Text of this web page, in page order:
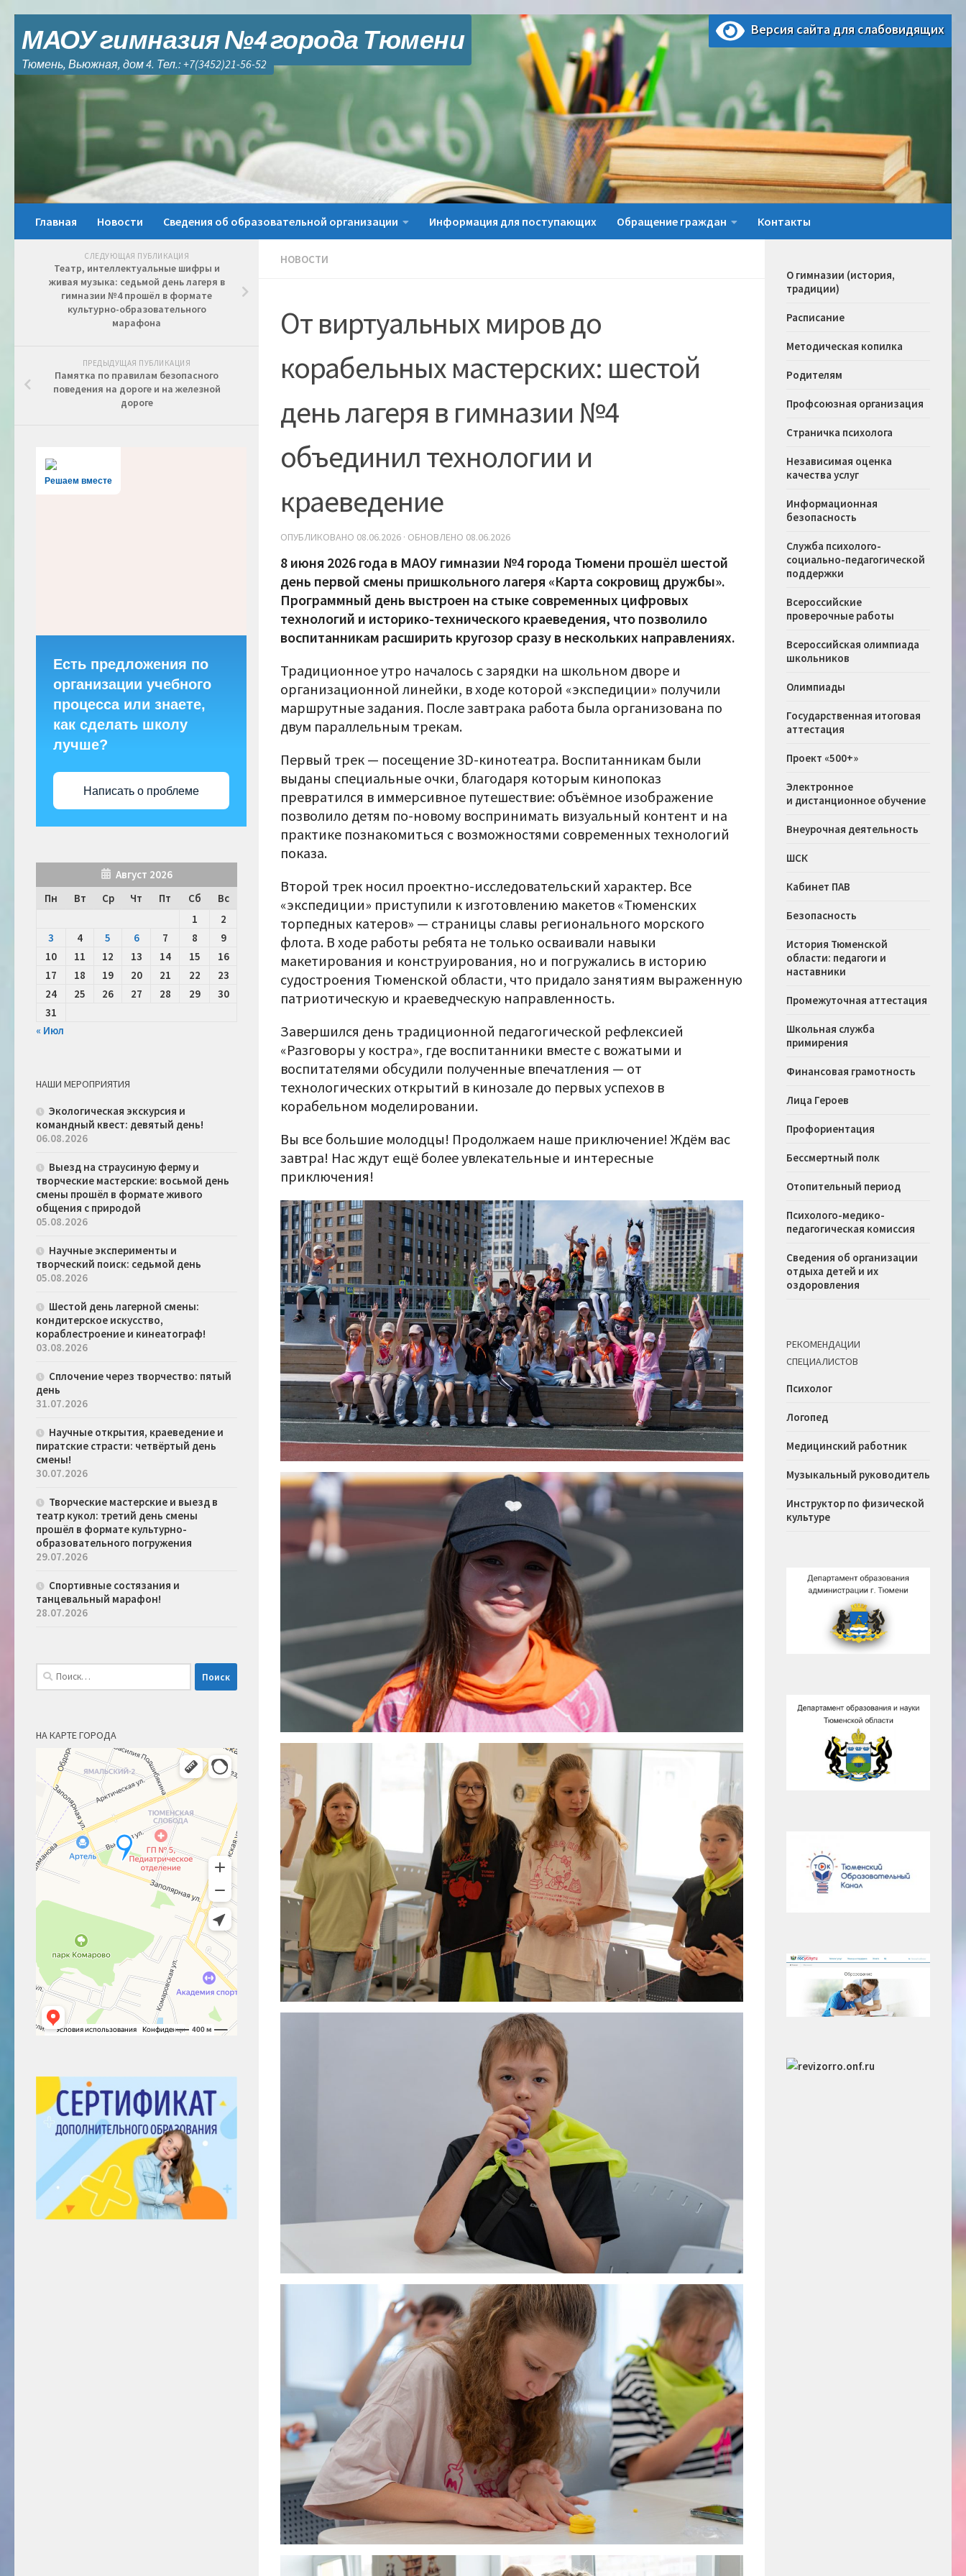
МАОУ гимназия №4 города Тюмени
Тюмень, Вьюжная, дом 4. Тел.: +7(3452)21-56-52
Версия сайта для слабовидящих
Главная Новости Сведения об образовательной организации Информация для поступающих Обращение граждан Контакты
НОВОСТИ
От виртуальных миров до
корабельных мастерских: шестой
день лагеря в гимназии №4
объединил технологии и
краеведение
ОПУБЛИКОВАНО 08.06.2026 · ОБНОВЛЕНО 08.06.2026
8 июня 2026 года в МАОУ гимназии №4 города Тюмени прошёл шестой
день первой смены пришкольного лагеря «Карта сокровищ дружбы».
Программный день выстроен на стыке современных цифровых
технологий и историко-технического краеведения, что позволило
воспитанникам расширить кругозор сразу в нескольких направлениях.
Традиционное утро началось с зарядки на школьном дворе и
организационной линейки, в ходе которой «экспедиции» получили
маршрутные задания. После завтрака работа была организована по
двум параллельным трекам.
Первый трек — посещение 3D-кинотеатра. Воспитанникам были
выданы специальные очки, благодаря которым кинопоказ
превратился в иммерсивное путешествие: объёмное изображение
позволило детям по-новому воспринимать визуальный контент и на
практике познакомиться с возможностями современных технологий
показа.
Второй трек носил проектно-исследовательский характер. Все
«экспедиции» приступили к изготовлению макетов «Тюменских
торпедных катеров» — страницы славы регионального морского
флота. В ходе работы ребята не только осваивали навыки
макетирования и конструирования, но и погружались в историю
судостроения Тюменской области, что придало занятиям выраженную
патриотическую и краеведческую направленность.
Завершился день традиционной педагогической рефлексией
«Разговоры у костра», где воспитанники вместе с вожатыми и
воспитателями обсудили полученные впечатления — от
технологических открытий в кинозале до первых успехов в
корабельном моделировании.
Вы все большие молодцы! Продолжаем наше приключение! Ждём вас
завтра! Нас ждут ещё более увлекательные и интересные
приключения!
СЛЕДУЮЩАЯ ПУБЛИКАЦИЯ
Театр, интеллектуальные шифры и
живая музыка: седьмой день лагеря в
гимназии №4 прошёл в формате
культурно-образовательного
марафона
ПРЕДЫДУЩАЯ ПУБЛИКАЦИЯ
Памятка по правилам безопасного
поведения на дороге и на железной
дороге
Решаем вместе
Есть предложения по
организации учебного
процесса или знаете,
как сделать школу
лучше?
Написать о проблеме
Август 2026
Пн
Вт Ср Чт Пт Сб
Вс
1
2
3
4 5 6 7 8
9
10
11 12 13 14 15
16
17
18 19 20 21 22
23
24
25 26 27 28 29
30
31
« Июл
НАШИ МЕРОПРИЯТИЯ
Экологическая экскурсия и
командный квест: девятый день!
06.08.2026
Выезд на страусиную ферму и
творческие мастерские: восьмой день
смены прошёл в формате живого
общения с природой
05.08.2026
Научные эксперименты и
творческий поиск: седьмой день
05.08.2026
Шестой день лагерной смены:
кондитерское искусство,
кораблестроение и кинеатограф!
03.08.2026
Сплочение через творчество: пятый
день
31.07.2026
Научные открытия, краеведение и
пиратские страсти: четвёртый день
смены!
30.07.2026
Творческие мастерские и выезд в
театр кукол: третий день смены
прошёл в формате культурно-
образовательного погружения
29.07.2026
Спортивные состязания и
танцевальный марафон!
28.07.2026
Найти:
НА КАРТЕ ГОРОДА
О гимназии (история,
традиции)
Расписание
Методическая копилка
Родителям
Профсоюзная организация
Страничка психолога
Независимая оценка
качества услуг
Информационная
безопасность
Служба психолого-
социально-педагогической
поддержки
Всероссийские
проверочные работы
Всероссийская олимпиада
школьников
Олимпиады
Государственная итоговая
аттестация
Проект «500+»
Электронное
и дистанционное обучение
Внеурочная деятельность
ШСК
Кабинет ПАВ
Безопасность
История Тюменской
области: педагоги и
наставники
Промежуточная аттестация
Школьная служба
примирения
Финансовая грамотность
Лица Героев
Профориентация
Бессмертный полк
Отопительный период
Психолого-медико-
педагогическая комиссия
Сведения об организации
отдыха детей и их
оздоровления
РЕКОМЕНДАЦИИ
СПЕЦИАЛИСТОВ
Психолог
Логопед
Медицинский работник
Музыкальный руководитель
Инструктор по физической
культуре